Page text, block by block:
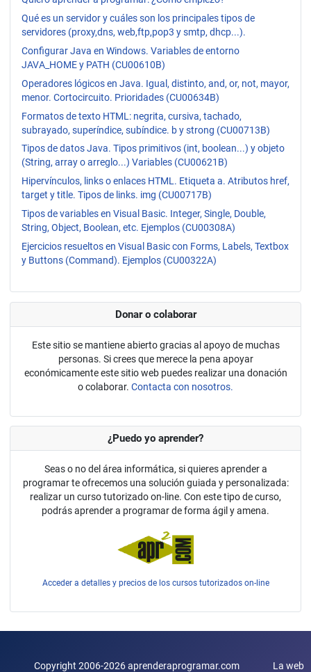
Qué es un servidor y cuáles son los principales tipos de
servidores (proxy,dns, web,ftp,pop3 y smtp, dhcp...).
Configurar Java en Windows. Variables de entorno
JAVA_HOME y PATH (CU00610B)
Operadores lógicos en Java. Igual, distinto, and, or, not, mayor,
menor. Cortocircuito. Prioridades (CU00634B)
Formatos de texto HTML: negrita, cursiva, tachado,
subrayado, superíndice, subíndice. b y strong (CU00713B)
Tipos de datos Java. Tipos primitivos (int, boolean...) y objeto
(String, array o arreglo...) Variables (CU00621B)
Hipervínculos, links o enlaces HTML. Etiqueta a. Atributos href,
target y title. Tipos de links. img (CU00717B)
Tipos de variables en Visual Basic. Integer, Single, Double,
String, Object, Boolean, etc. Ejemplos (CU00308A)
Ejercicios resueltos en Visual Basic con Forms, Labels, Textbox
y Buttons (Command). Ejemplos (CU00322A)
Donar o colaborar
Este sitio se mantiene abierto gracias al apoyo de muchas
personas. Si crees que merece la pena apoyar
económicamente este sitio web puedes realizar una donación
o colaborar. Contacta con nosotros.
¿Puedo yo aprender?
Seas o no del área informática, si quieres aprender a
programar te ofrecemos una solución guiada y personalizada:
realizar un curso tutorizado on-line. Con este tipo de curso,
podrás aprender a programar de forma ágil y amena.
Acceder a detalles y precios de los cursos tutorizados on-line
Copyright 2006-2026 aprenderaprogramar.com La web